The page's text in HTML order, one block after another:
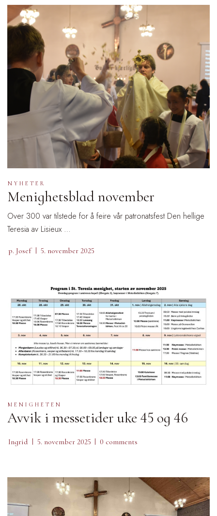
NYHETER
Menighetsblad november
Over 300 var tilstede for å feire vår patronatsfest Den hellige
Teresia av Lisieux …
p. Josef 5. november 2025
MENIGHETEN
Avvik i messetider uke 45 og 46
Ingrid 5. november 2025 0 comments